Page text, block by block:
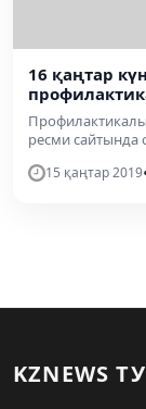
16 қаңтар
ресми сайтында
15 қаңтар 2019
KZNEWS